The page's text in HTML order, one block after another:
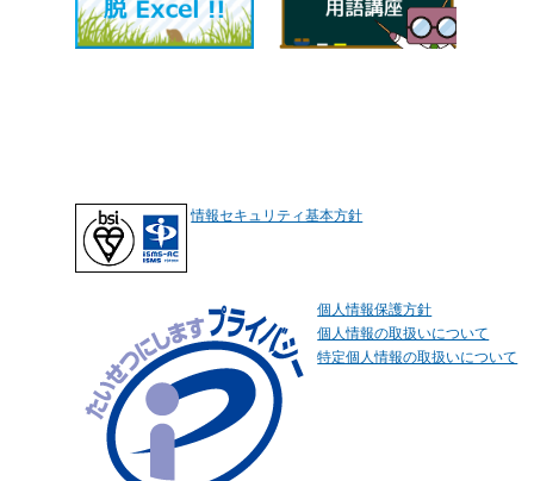
情報セキュリティ基本方針
個人情報保護方針
個人情報の取扱いについて
特定個人情報の取扱いについて